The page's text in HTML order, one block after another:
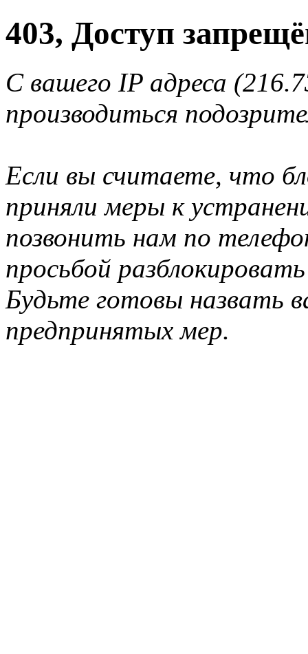
403, Доступ
С вашего IP адреса
производиться
Если вы считаете, что
приняли меры к
позвонить нам по
просьбой
Будьте готовы назвать
предпринятых мер.